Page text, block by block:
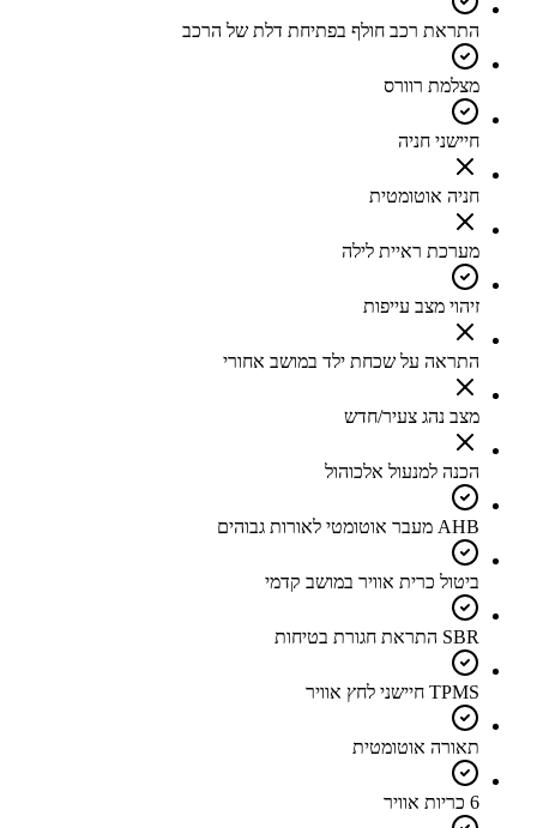
התראת רכב חולף בפתיחת דלת של הרכב
מצלמת רוורס
חיישני חניה
חניה אוטומטית
מערכת ראיית לילה
זיהוי מצב עייפות
התראה על שכחת ילד במושב אחורי
מצב נהג צעיר/חדש
הכנה למנעול אלכוהול
AHB מעבר אוטומטי לאורות גבוהים
ביטול כרית אוויר במושב קדמי
SBR התראת חגורת בטיחות
TPMS חיישני לחץ אוויר
תאורה אוטומטית
6 כריות אוויר